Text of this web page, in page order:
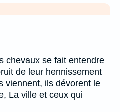
chevaux se fait entendre
de leur hennissement
viennent, ils dévorent le
La ville et ceux qui